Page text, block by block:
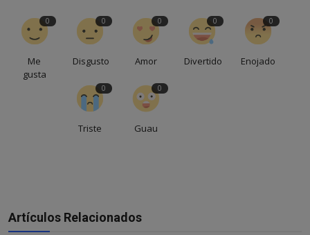
0
Me
gusta
0
Disgusto
0
Amor
0
Divertido
0
Enojado
0
Triste
0
Guau
Artículos Relacionados